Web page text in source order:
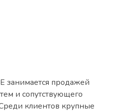
занимается продажей
и сопутствующего
клиентов крупные